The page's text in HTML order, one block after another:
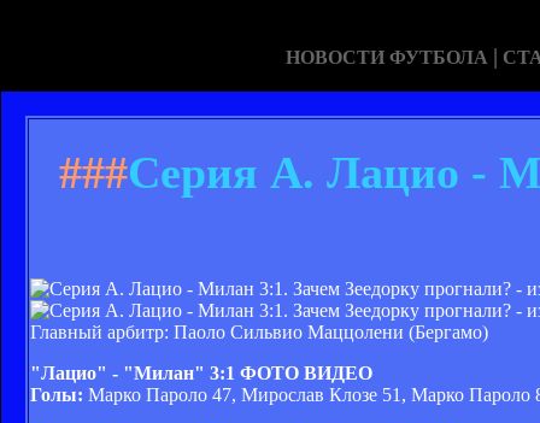
НОВОСТИ ФУТБОЛА |
###Серия А. Лацио -
Главный арбитр: Паоло Сильвио Маццолени (Бергамо)
"Лацио" - "Милан" 3:1 ФОТО ВИДЕО
Голы: Марко Пароло 47, Мирослав Клозе 51, Марко Пароло